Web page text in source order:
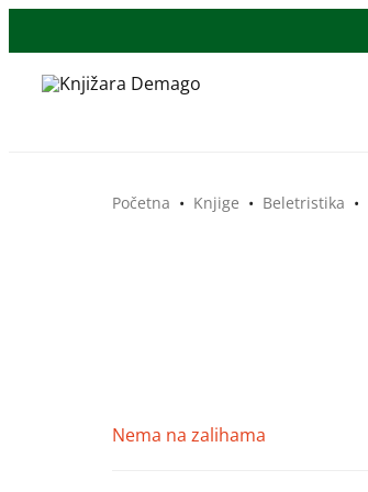
Početna • Knjige • Beletristika •
Nema na zalihama